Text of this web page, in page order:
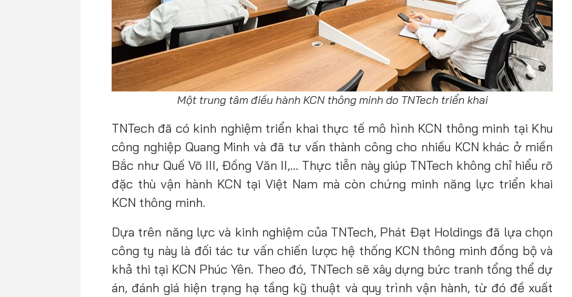
Một trung tâm điều hành KCN thông minh do TNTech triển khai
TNTech đã có kinh nghiệm triển khai thực tế mô hình KCN thông minh tại Khu
công nghiệp Quang Minh và đã tư vấn thành công cho nhiều KCN khác ở miền
Bắc như Quế Võ III, Đồng Văn II,... Thực tiễn này giúp TNTech không chỉ hiểu rõ
đặc thù vận hành KCN tại Việt Nam mà còn chứng minh năng lực triển khai
KCN thông minh.
Dựa trên năng lực và kinh nghiệm của TNTech, Phát Đạt Holdings đã lựa chọn
công ty này là đối tác tư vấn chiến lược hệ thống KCN thông minh đồng bộ và
khả thi tại KCN Phúc Yên. Theo đó, TNTech sẽ xây dựng bức tranh tổng thể dự
án, đánh giá hiện trạng hạ tầng kỹ thuật và quy trình vận hành, từ đó đề xuất